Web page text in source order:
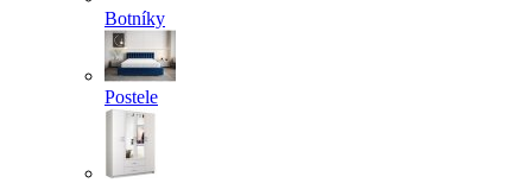
Botníky
Postele